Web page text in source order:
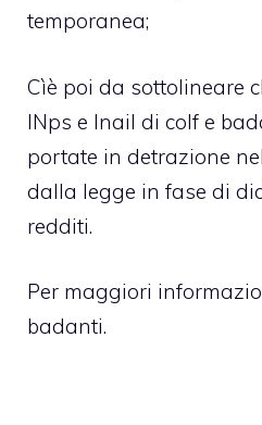
temporanea;
Cìè poi da sottolineare
INps e Inail di colf e
portate in detrazione
dalla legge in fase di
redditi.
Per maggiori
badanti.